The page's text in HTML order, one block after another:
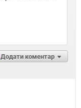
Додати коментар